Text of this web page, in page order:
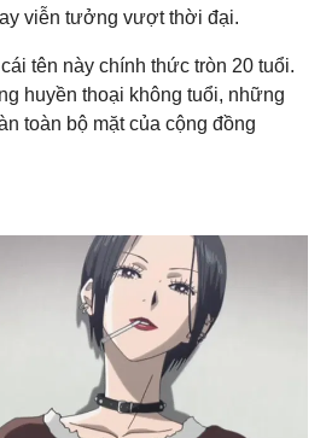
viễn tưởng vượt thời đại.
tên này chính thức tròn 20 tuổi.
huyền thoại không tuổi, những
toàn bộ mặt của cộng đồng